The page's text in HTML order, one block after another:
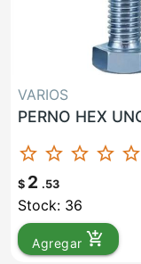
VARIOS
star_border star_border star_border star_border star_border
$ 2 .53
Stock: 36
Agregar add_shopping_cart